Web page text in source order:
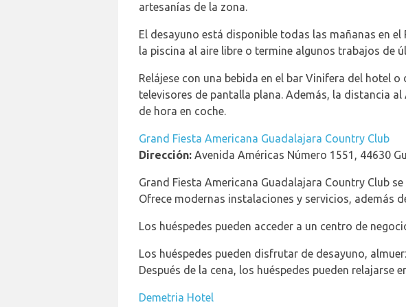
artesanías de la zona.
El desayuno está disponible todas las mañanas en
la piscina al aire libre o termine algunos trabajos de
Relájese con una bebida en el bar Vinifera del hotel
televisores de pantalla plana. Además, la distancia
de hora en coche.
Grand Fiesta Americana Guadalajara Country Club
Dirección: Avenida Américas Número 1551, 44630
Grand Fiesta Americana Guadalajara Country Club
Ofrece modernas instalaciones y servicios, además
Los huéspedes pueden acceder a un centro de
Los huéspedes pueden disfrutar de desayuno,
Después de la cena, los huéspedes pueden
Demetria Hotel